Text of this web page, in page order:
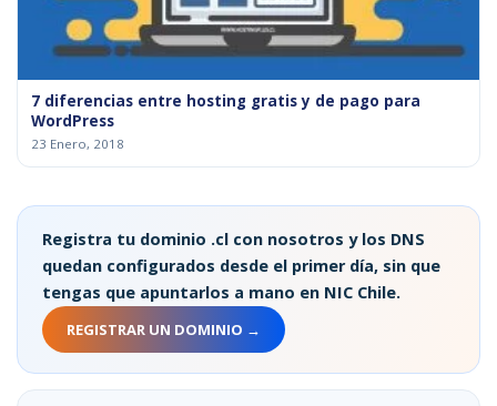
7 diferencias entre hosting gratis y de pago para
WordPress
23 Enero, 2018
Registra tu dominio .cl con nosotros y los DNS
quedan configurados desde el primer día, sin que
tengas que apuntarlos a mano en NIC Chile.
REGISTRAR UN DOMINIO →